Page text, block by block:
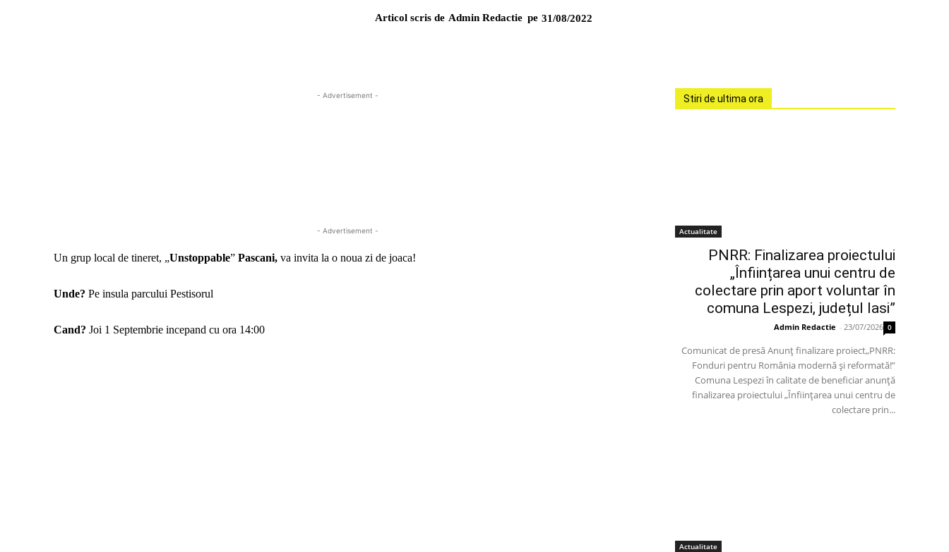
Articol scris de Admin Redactie pe 31/08/2022
- Advertisement -
- Advertisement -
Un grup local de tineret, „Unstoppable” Pascani, va invita la o noua zi de joaca!
Unde? Pe insula parcului Pestisorul
Cand? Joi 1 Septembrie incepand cu ora 14:00
Stiri de ultima ora
Actualitate
PNRR: Finalizarea proiectului
„Înființarea unui centru de
colectare prin aport voluntar în
comuna Lespezi, județul Iasi”
Admin Redactie - 23/07/2026 0
Comunicat de presă Anunț finalizare proiect„PNRR:
Fonduri pentru România modernă și reformată!”
Comuna Lespezi în calitate de beneficiar anunță
finalizarea proiectului „Înființarea unui centru de
colectare prin...
Actualitate